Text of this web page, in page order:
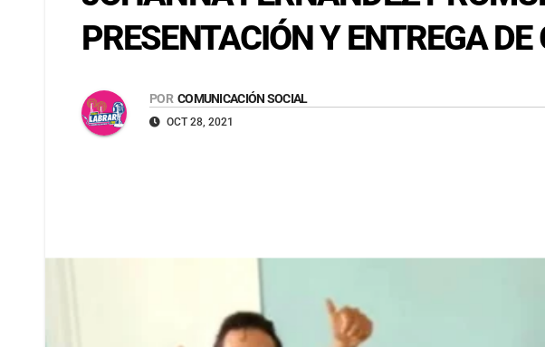
PRESENTACIÓN Y ENTREGA
POR COMUNICACIÓN SOCIAL
OCT 28, 2021